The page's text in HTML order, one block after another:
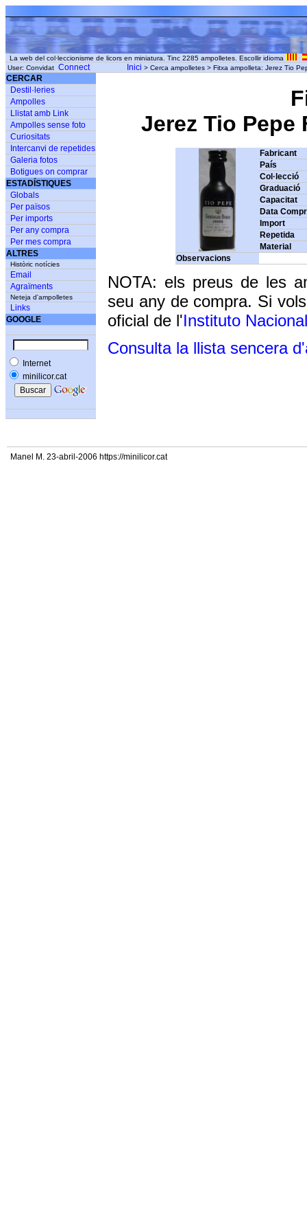
La web del col·leccionisme de licors en miniatura. Tinc 2285 ampolletes. Escollir idioma
User: Convidat Connect Inici > Cerca ampolletes > Fitxa ampolleta: Jerez Tio
CERCAR
Destil·leries
Ampolles
Llistat amb Link
Ampolles sense foto
Curiositats
Intercanvi de repetides
Galeria fotos
Botigues on comprar
ESTADÍSTIQUES
Globals
Per països
Per imports
Per any compra
Per mes compra
ALTRES
Històric notícies
Email
Agraïments
Neteja d'ampolletes
Links
GOOGLE
Internet
minilicor.cat
Jerez Tio Pepe
Fabricant
País
Col·lecció
Graduació
Capacitat
Data
Import
Repetida
Material
Observacions
NOTA: els preus de les
seu any de compra. Si
oficial de l'Instituto
Consulta la llista sencera
Manel M. 23-abril-2006 https://minilicor.cat